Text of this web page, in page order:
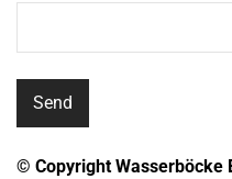
© Copyright Wasserböcke